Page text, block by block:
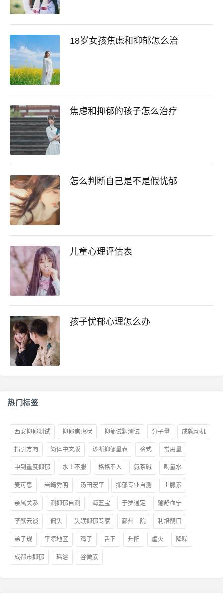
18岁女孩焦虑和抑郁怎么治
焦虑和抑郁的孩子怎么治疗
怎么判断自己是不是假忧郁
儿童心理评估表
孩子忧郁心理怎么办
热门标签
西安抑郁测试 抑郁焦虑状 抑郁试题测试 分子量 成就动机
指引方向 简体中文版 诊断抑郁量表 格式 常用量
中到重度抑郁 水土不服 格格不入 氨茶碱 喝氢水
麦可思 岩崎秀明 汤田宏平 抑郁专业自测 上腺素
亲属关系 测抑郁自测 海蓝宝 于罗通定 输舒血宁
李献云谈 偏头 失眠抑郁专家 鄞州二院 利培酮口
弟子规 平凉地区 鸡子 舌下 升阳 虚火 降噪
成都市抑郁 瑶浴 谷微素